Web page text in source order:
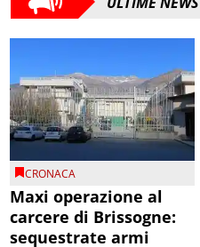
CRONACA
Maxi operazione al
carcere di Brissogne:
sequestrate armi